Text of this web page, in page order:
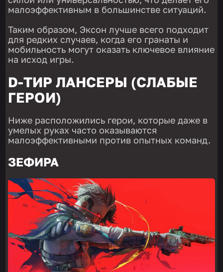
малоэффективным в большинстве ситуаций.
Таким образом, Эксон лучше всего подходит
для редких случаев, когда его гранаты и
мобильность могут оказать ключевое влияние
на исход игры.
D-ТИР ЛАНСЕРЫ (СЛАБЫЕ
ГЕРОИ)
Ниже расположились герои, которые даже в
умелых руках часто оказываются
малоэффективными против опытных команд.
ЗЕФИРА